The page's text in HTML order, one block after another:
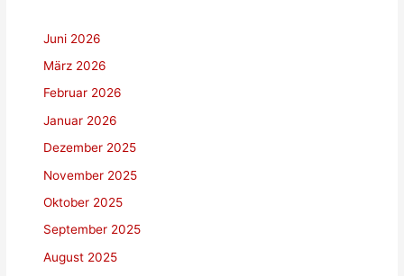
Juni 2026
März 2026
Februar 2026
Januar 2026
Dezember 2025
November 2025
Oktober 2025
September 2025
August 2025